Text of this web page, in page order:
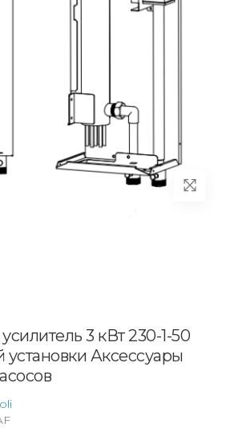
3 кВт 230-1-50
установки Аксессуары